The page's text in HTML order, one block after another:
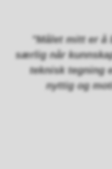
"Målet mitt er å
særlig når
teknisk tegning
nyttig og